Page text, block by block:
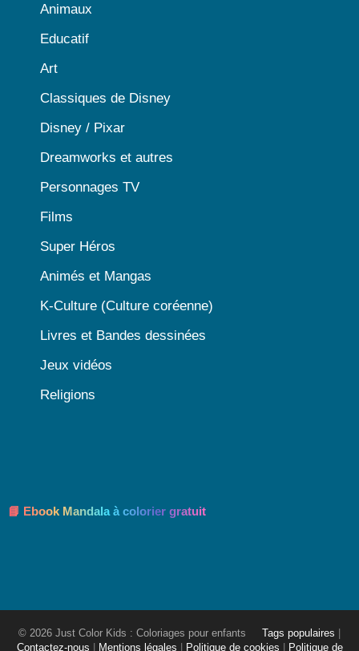
Animaux
Educatif
Art
Classiques de Disney
Disney / Pixar
Dreamworks et autres
Personnages TV
Films
Super Héros
Animés et Mangas
K-Culture (Culture coréenne)
Livres et Bandes dessinées
Jeux vidéos
Religions
📘 Ebook Mandala à colorier gratuit
© 2026 Just Color Kids : Coloriages pour enfants Tags populaires
Contactez-nous
Mentions légales Politique de cookies Politique de